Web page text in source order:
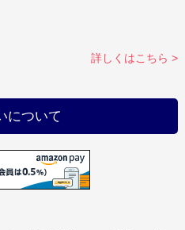
詳しくはこちら >
について